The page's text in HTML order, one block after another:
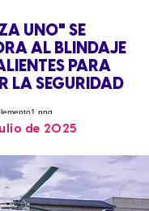
UNO" SE
AL BLINDAJE
PARA
LA SEGURIDAD
de 2025